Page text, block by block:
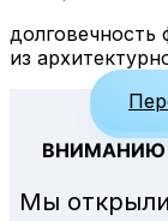
долговечность
из
ВНИМАНИЮ
Мы